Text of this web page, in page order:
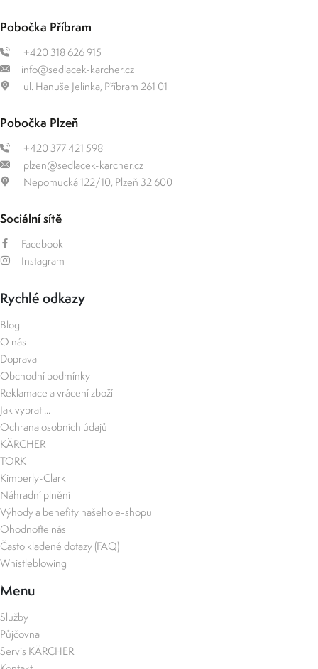
Pobočka Příbram
+420 318 626 915
info@sedlacek-karcher.cz
ul. Hanuše Jelínka, Příbram 261 01
Pobočka Plzeň
+420 377 421 598
plzen@sedlacek-karcher.cz
Nepomucká 122/10, Plzeň 32 600
Sociální sítě
Facebook
Instagram
Rychlé odkazy
Blog
O nás
Doprava
Obchodní podmínky
Reklamace a vrácení zboží
Jak vybrat ...
Ochrana osobních údajů
KÄRCHER
TORK
Kimberly-Clark
Náhradní plnění
Výhody a benefity našeho e-shopu
Ohodnoťte nás
Často kladené dotazy (FAQ)
Whistleblowing
Menu
Služby
Půjčovna
Servis KÄRCHER